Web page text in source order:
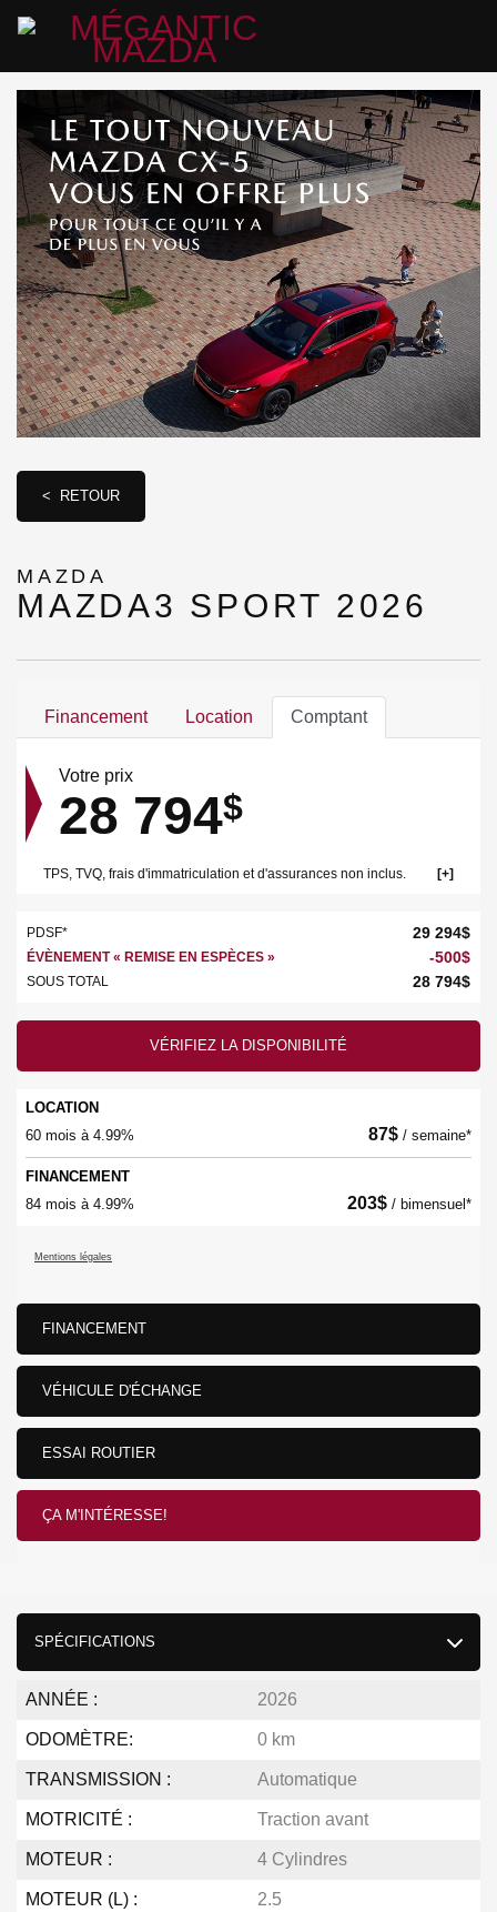
< RETOUR
MAZDA
MAZDA3 SPORT 2026
SPÉCIFICATIONS
ANNÉE : 2026
ODOMÈTRE: 0 km
TRANSMISSION : Automatique
MOTRICITÉ : Traction avant
MOTEUR : 4 Cylindres
MOTEUR (L) : 2.5
Financement Location Comptant
Votre prix
28 794$
TPS, TVQ, frais d'immatriculation et d'assurances non inclus.
PDSF* 29 294$
ÉVÈNEMENT « REMISE EN ESPÈCES » -500$
SOUS TOTAL 28 794$
VÉRIFIEZ LA DISPONIBILITÉ
LOCATION
60 mois à 4.99%
87$ / semaine*
FINANCEMENT
84 mois à 4.99%
203$ / bimensuel*
Mentions légales
FINANCEMENT
VÉHICULE D'ÉCHANGE
ESSAI ROUTIER
ÇA M'INTÉRESSE!